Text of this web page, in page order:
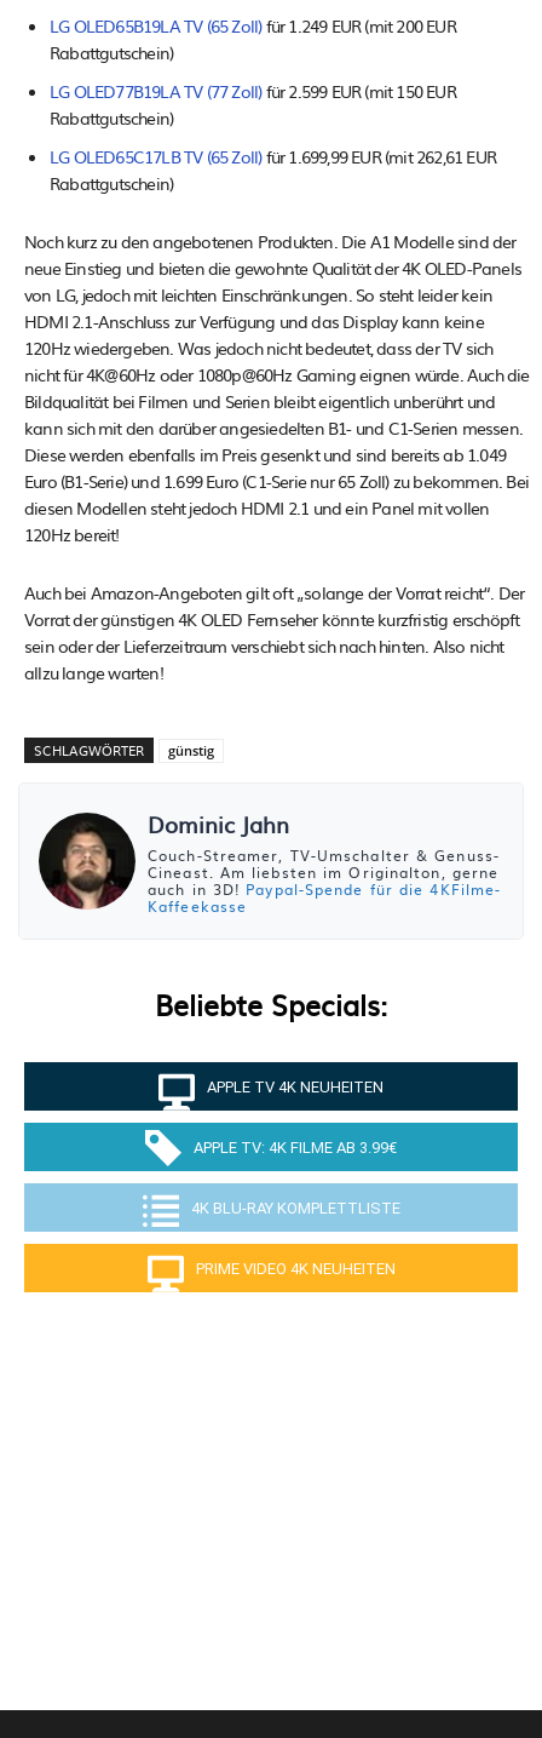
LG OLED65B19LA TV (65 Zoll)für 1.249 EUR (mit 200 EUR
Rabattgutschein)
LG OLED77B19LA TV (77 Zoll)für 2.599 EUR (mit 150 EUR
Rabattgutschein)
LG OLED65C17LB TV (65 Zoll)für 1.699,99 EUR (mit 262,61 EUR
Rabattgutschein)
Noch kurz zu den angebotenen Produkten. Die A1 Modelle sind der
neue Einstieg und bieten die gewohnte Qualität der 4K OLED-Panels
von LG, jedoch mit leichten Einschränkungen. So steht leider kein
HDMI 2.1-Anschluss zur Verfügung und das Display kann keine
120Hz wiedergeben. Was jedoch nicht bedeutet, dass der TV sich
nicht für 4K@60Hz oder 1080p@60Hz Gaming eignen würde. Auch die
Bildqualität bei Filmen und Serien bleibt eigentlich unberührt und
kann sich mit den darüber angesiedelten B1- und C1-Serien messen.
Diese werden ebenfalls im Preis gesenkt und sind bereits ab 1.049
Euro (B1-Serie) und 1.699 Euro (C1-Serie nur 65 Zoll) zu bekommen. Bei
diesen Modellen steht jedoch HDMI 2.1 und ein Panel mit vollen
120Hz bereit!
Auch bei Amazon-Angeboten gilt oft „solange der Vorrat reicht“. Der
Vorrat der günstigen 4K OLED Fernseher könnte kurzfristig erschöpft
sein oder der Lieferzeitraum verschiebt sich nach hinten. Also nicht
allzu lange warten!
SCHLAGWÖRTER günstig
Dominic Jahn
Couch-Streamer, TV-Umschalter & Genuss-
Cineast. Am liebsten im Originalton, gerne
auch in 3D! Paypal-Spende für die 4KFilme-
Kaffeekasse
Beliebte Specials:
APPLE TV 4K NEUHEITEN
APPLE TV: 4K FILME AB 3.99€
4K BLU-RAY KOMPLETTLISTE
PRIME VIDEO 4K NEUHEITEN